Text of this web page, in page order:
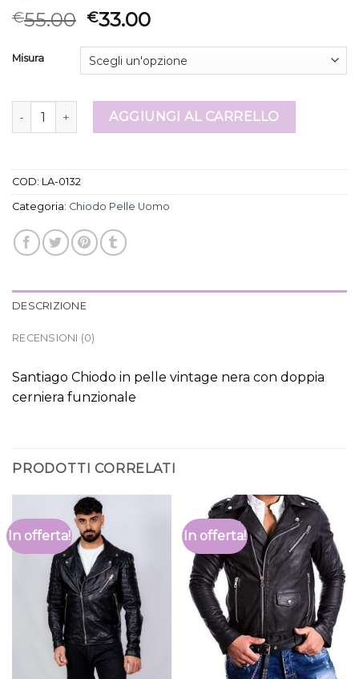
€55.00 €33.00
Misura
chiodo pelle uomo quantitàAGGIUNGI AL CARRELLO
COD: LA-0132
Categoria: Chiodo Pelle Uomo
DESCRIZIONE
RECENSIONI (0)
Santiago Chiodo in pelle vintage nera con doppia
cerniera funzionale
PRODOTTI CORRELATI
In offerta! In offerta!